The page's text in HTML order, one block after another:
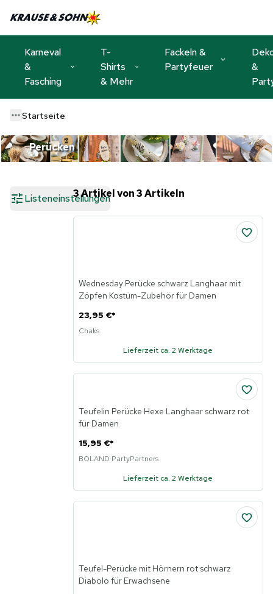
Karneval
&
Fasching
T-
Shirts
& Mehr
Fackeln &
Partyfeuer
&
Startseite
Perücken
Listeneinstellungen3 Artikel von 3 Artikeln
Wednesday Perücke schwarz Langhaar mit
Zöpfen Kostüm-Zubehör für Damen
23,95 €*
Chaks
Lieferzeit ca. 2 Werktage
Teufelin Perücke Hexe Langhaar schwarz rot
für Damen
15,95 €*
BOLAND PartyPartners
Lieferzeit ca. 2 Werktage
Teufel-Perücke mit Hörnern rot schwarz
Diabolo für Erwachsene